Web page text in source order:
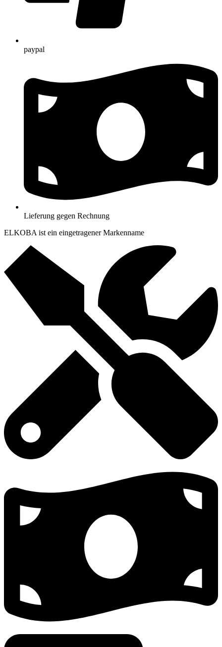
paypal
Lieferung gegen Rechnung
ELKOBA ist ein eingetragener Markenname